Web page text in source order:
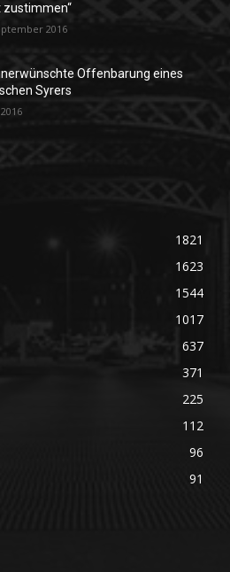
zustimmen“
2016
Offenbarung eines
Syrers
1821
1623
1544
1017
637
371
225
112
96
91